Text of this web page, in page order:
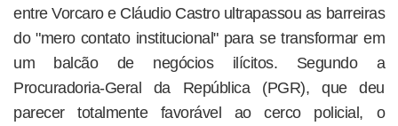
entre Vorcaro e Cláudio Castro ultrapassou as barreiras
do "mero contato institucional" para se transformar em
um balcão de negócios ilícitos. Segundo a
Procuradoria-Geral da República (PGR), que deu
parecer totalmente favorável ao cerco policial, o